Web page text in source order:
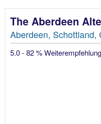
The Aberdeen
Aberdeen, Schottland,
5.0 - 82 % Weiterempfehlung